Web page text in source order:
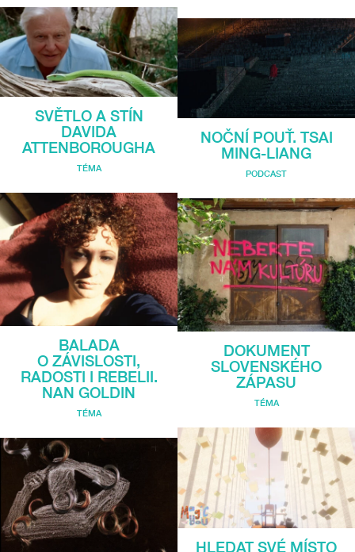
SVĚTLO A STÍN
DAVIDA
ATTENBOROUGHA
TÉMA
BALADA
O ZÁVISLOSTI,
RADOSTI I REBELII.
NAN GOLDIN
TÉMA
NOČNÍ POUŤ. TSAI
MING-LIANG
PODCAST
DOKUMENT
SLOVENSKÉHO
ZÁPASU
TÉMA
HLEDAT SVÉ MÍSTO